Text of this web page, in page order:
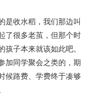
是收水稻，我们那边叫
了很多老茧，但那个时
子本来就该如此吧。
加同学聚会之类的，期
候路费、学费终于凑够